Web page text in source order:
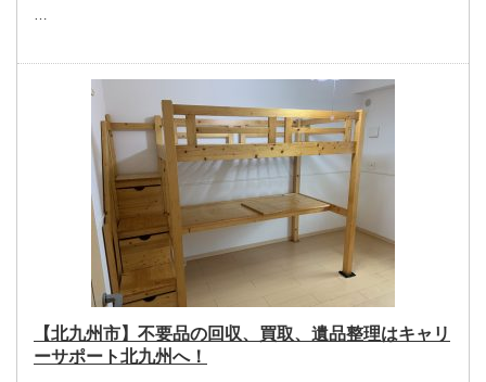
…
【北九州市】不要品の回収、買取、遺品整理はキャリ
ーサポート北九州へ！